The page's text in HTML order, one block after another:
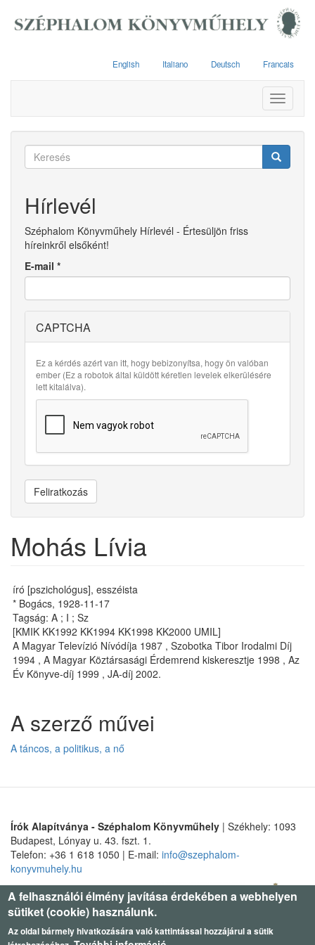
English Italiano Deutsch Francais
Toggle
Keresés
Hírlevél
Széphalom Könyvműhely Hírlevél - Értesüljön friss
híreinkről elsőként!
E-mail *
CAPTCHA
Ez a kérdés azért van itt, hogy bebizonyítsa, hogy ön valóban
ember (Ez a robotok által küldött kéretlen levelek elkerülésére
lett kitalálva).
Feliratkozás
Mohás Lívia
író [pszichológus], esszéista
* Bogács, 1928-11-17
Tagság: A ; I ; Sz
[KMIK KK1992 KK1994 KK1998 KK2000 UMIL]
A Magyar Televízió Nívódíja 1987 , Szobotka Tibor Irodalmi Díj
1994 , A Magyar Köztársasági Érdemrend kiskeresztje 1998 , Az
Év Könyve-díj 1999 , JA-díj 2002.
A szerző művei
A táncos, a politikus, a nő
Írók Alapítványa - Széphalom Könyvműhely | Székhely: 1093
Budapest, Lónyay u. 43. fszt. 1.
Telefon: +36 1 618 1050 | E-mail: info@szephalom-
konyvmuhely.hu
A felhasználói élmény javítása érdekében a webhelyen
sütiket (cookie) használunk.
Az oldal bármely hivatkozására való kattintással hozzájárul a sütik